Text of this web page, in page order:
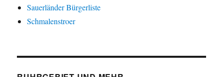
Sauerländer Bürgerliste
Schmalenstroer